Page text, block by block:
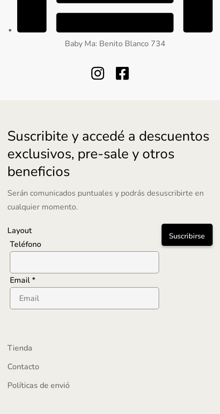
Baby Ma: Benito Blanco 734
Suscribite y accedé a descuentos
exclusivos, pre-sale y otros
beneficios
Serán comunicados puntuales y podrás desuscribirte en
cualquier momento.
Layout
Teléfono
Email*
Suscribirse
Tienda
Contacto
Políticas de envió